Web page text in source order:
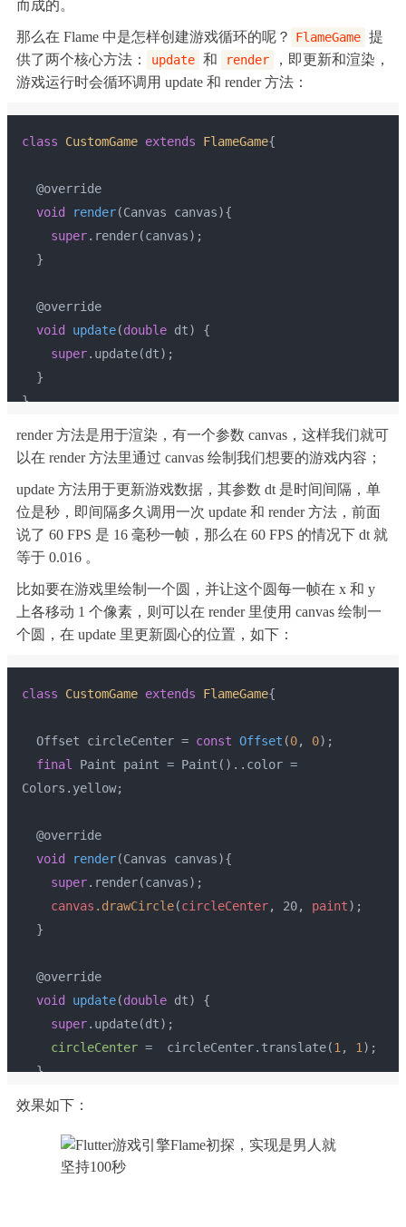
而成的。
那么在 Flame 中是怎样创建游戏循环的呢？ FlameGame 提
供了两个核心方法：
update 和 render
，即更新和渲染，
游戏运行时会循环调用 update 和 render 方法：
class CustomGame extends FlameGame{
  @override
void
render(Canvas canvas){
super.render(canvas);
  }
  @override
void
update(double dt)
{
super.update(dt);
  }
}
render 方法是用于渲染，有一个参数 canvas，这样我们就可
以在 render 方法里通过 canvas 绘制我们想要的游戏内容；
update 方法用于更新游戏数据，其参数 dt 是时间间隔，单
位是秒，即间隔多久调用一次 update 和 render 方法，前面
说了 60 FPS 是 16 毫秒一帧，那么在 60 FPS 的情况下 dt 就
等于 0.016 。
比如要在游戏里绘制一个圆，并让这个圆每一帧在 x 和 y
上各移动 1 个像素，则可以在 render 里使用 canvas 绘制一
个圆，在 update 里更新圆心的位置，如下：
class CustomGame extends FlameGame{
  Offset circleCenter =
const Offset (0, 0) ;
final
Paint paint = Paint()..color =
Colors.yellow;
  @override
void
render(Canvas canvas){
super.render(canvas);
canvas .drawCircle(circleCenter, 20, paint);
  }
  @override
void
update(double dt)
{
super.update(dt);
circleCenter =  circleCenter.translate(1 , 1 );
  }
效果如下：